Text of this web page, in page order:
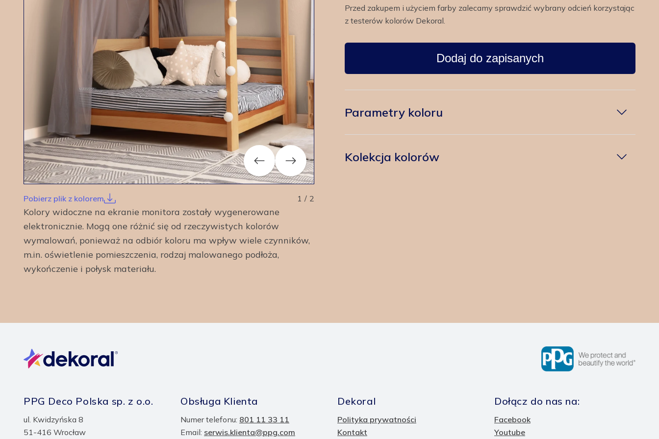
Previous Next
Pobierz plik z kolorem 1 / 2
Kolory widoczne na ekranie monitora zostały wygenerowane
elektronicznie. Mogą one różnić się od rzeczywistych kolorów
wymalowań, ponieważ na odbiór koloru ma wpływ wiele czynników,
m.in. oświetlenie pomieszczenia, rodzaj malowanego podłoża,
wykończenie i połysk materiału.
Przed zakupem i użyciem farby zalecamy sprawdzić wybrany odcień korzystając
z testerów kolorów Dekoral.
Dodaj do zapisanych
Parametry koloru
Kolekcja kolorów
PPG Deco Polska sp. z o.o.
ul. Kwidzyńska 8
51-416 Wrocław
Obsługa Klienta
Numer telefonu: 801 11 33 11
Email: serwis.klienta@ppg.com
Dekoral
Polityka prywatności
Kontakt
Dołącz do nas na:
Facebook
Youtube